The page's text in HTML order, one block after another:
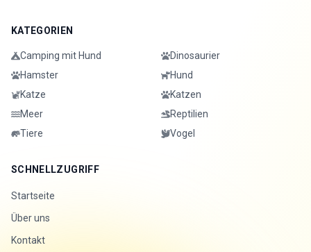
KATEGORIEN
Camping mit Hund
Dinosaurier
Hamster
Hund
Katze
Katzen
Meer
Reptilien
Tiere
Vogel
SCHNELLZUGRIFF
Startseite
Über uns
Kontakt